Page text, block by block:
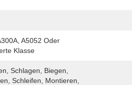
A5052 Oder
Klasse
Schlagen, Biegen,
Schleifen, Montieren,